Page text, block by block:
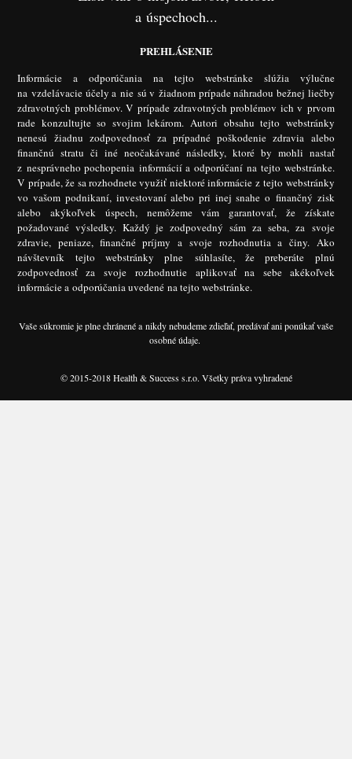
a úspechoch...
PREHLÁSENIE
Informácie a odporúčania na tejto webstránke slúžia výlučne
na vzdelávacie účely a nie sú v žiadnom prípade náhradou bežnej liečby
zdravotných problémov. V prípade zdravotných problémov ich v prvom
rade konzultujte so svojim lekárom. Autori obsahu tejto webstránky
nenesú žiadnu zodpovednosť za prípadné poškodenie zdravia alebo
finančnú stratu či iné neočakávané následky, ktoré by mohli nastať
z nesprávneho pochopenia informácií a odporúčaní na tejto webstránke.
V prípade, že sa rozhodnete využiť niektoré informácie z tejto webstránky
vo vašom podnikaní, investovaní alebo pri inej snahe o finančný zisk
alebo akýkoľvek úspech, nemôžeme vám garantovať, že získate
požadované výsledky. Každý je zodpovedný sám za seba, za svoje
zdravie, peniaze, finančné príjmy a svoje rozhodnutia a činy. Ako
návštevník tejto webstránky plne súhlasíte, že preberáte plnú
zodpovednosť za svoje rozhodnutie aplikovať na sebe akékoľvek
informácie a odporúčania uvedené na tejto webstránke.
Vaše súkromie je plne chránené a nikdy nebudeme zdieľať, predávať ani ponúkať vaše
osobné údaje.
© 2015-2018 Health & Success s.r.o. Všetky práva vyhradené